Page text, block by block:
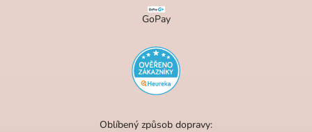
GoPay
Oblíbený způsob dopravy: